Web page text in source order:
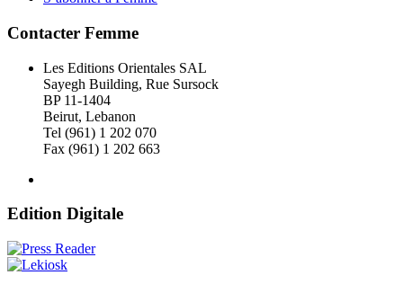
Contacter Femme
Les Editions Orientales SAL
Sayegh Building, Rue Sursock
BP 11-1404
Beirut, Lebanon
Tel (961) 1 202 070
Fax (961) 1 202 663
Edition Digitale